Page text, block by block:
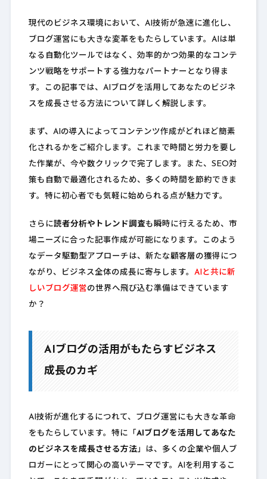
現代のビジネス環境において、AI技術が急速に進化し、
ブログ運営にも大きな変革をもたらしています。AIは単
なる自動化ツールではなく、効率的かつ効果的なコンテ
ンツ戦略をサポートする強力なパートナーとなり得ま
す。この記事では、AIブログを活用してあなたのビジネ
スを成長させる方法について詳しく解説します。
まず、AIの導入によってコンテンツ作成がどれほど簡素
化されるかをご紹介します。これまで時間と労力を要し
た作業が、今や数クリックで完了します。また、SEO対
策も自動で最適化されるため、多くの時間を節約できま
す。特に初心者でも気軽に始められる点が魅力です。
さらに読者分析やトレンド調査も瞬時に行えるため、市
場ニーズに合った記事作成が可能になります。このよう
なデータ駆動型アプローチは、新たな顧客層の獲得につ
ながり、ビジネス全体の成長に寄与します。 AIと共に新
しいブログ運営の世界へ飛び込む準備はできています
か？
AIブログの活用がもたらすビジネス
成長のカギ
AI技術が進化するにつれて、ブログ運営にも大きな革命
をもたらしています。特に「 AIブログを活用してあなた
のビジネスを成長させる方法」は、多くの企業や個人ブ
ロガーにとって関心の高いテーマです。AIを利用するこ